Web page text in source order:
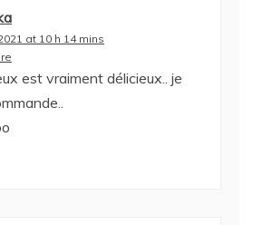
at 10 h 14 mins
est vraiment délicieux.. je